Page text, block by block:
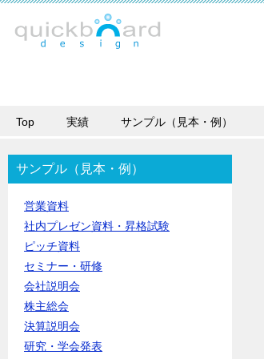
Top 実績 サンプル（見本・例）
サンプル（見本・例）
営業資料
社内プレゼン資料・昇格試験
ピッチ資料
セミナー・研修
会社説明会
株主総会
決算説明会
研究・学会発表